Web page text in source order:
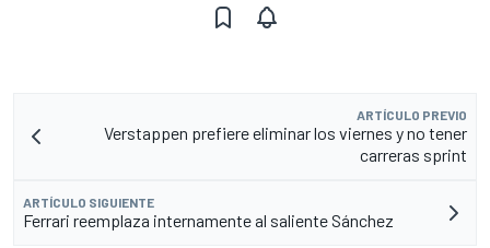
ARTÍCULO PREVIO
Verstappen prefiere eliminar los viernes y no tener
carreras sprint
ARTÍCULO SIGUIENTE
Ferrari reemplaza internamente al saliente Sánchez